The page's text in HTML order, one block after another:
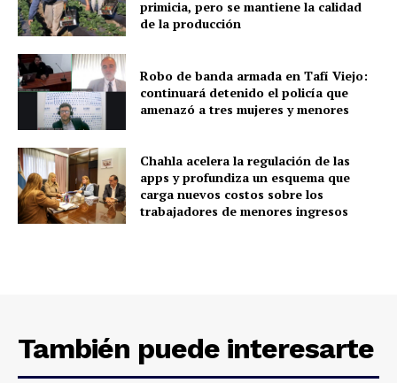
primicia, pero se mantiene la calidad
de la producción
Robo de banda armada en Tafí Viejo:
continuará detenido el policía que
amenazó a tres mujeres y menores
Chahla acelera la regulación de las
apps y profundiza un esquema que
carga nuevos costos sobre los
trabajadores de menores ingresos
También puede interesarte